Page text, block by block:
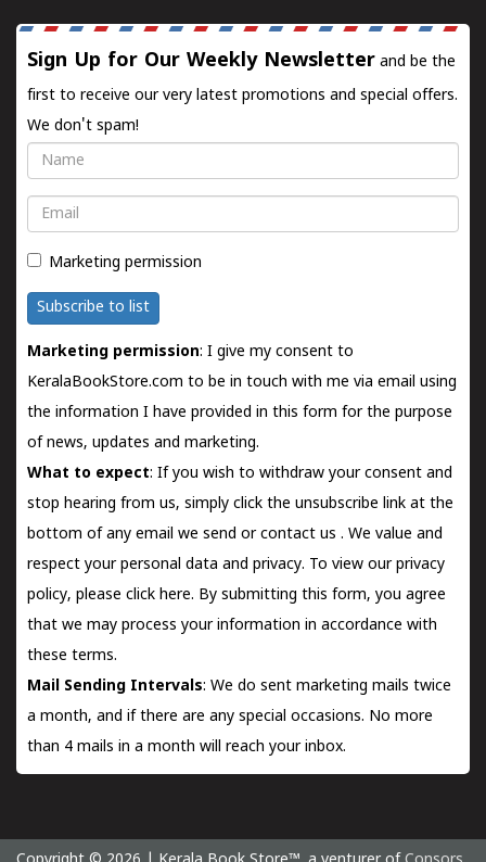
Sign Up for Our Weekly Newsletter and be the
first to receive our very latest promotions and special offers.
We don't spam!
Name
Email
Marketing permission
Subscribe to list
Marketing permission: I give my consent to
KeralaBookStore.com to be in touch with me via email using
the information I have provided in this form for the purpose
of news, updates and marketing.
What to expect: If you wish to withdraw your consent and
stop hearing from us, simply click the unsubscribe link at the
bottom of any email we send orcontact us . We value and
respect your personal data and privacy. To view our privacy
policy, please click here. By submitting this form, you agree
that we may process your information in accordance with
these terms.
Mail Sending Intervals: We do sent marketing mails twice
a month, and if there are any special occasions. No more
than 4 mails in a month will reach your inbox.